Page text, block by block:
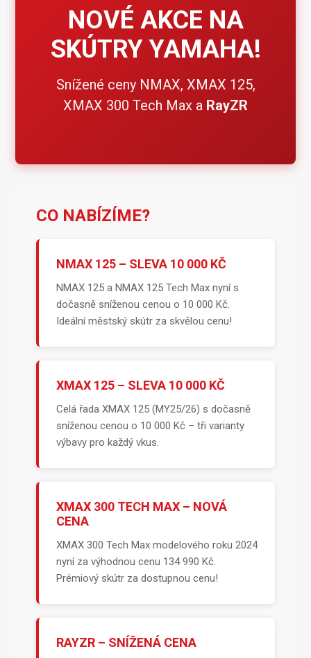
NOVÉ AKCE NA
SKÚTRY YAMAHA!
Snížené ceny NMAX, XMAX 125,
XMAX 300 Tech Max a RayZR
CO NABÍZÍME?
NMAX 125 – SLEVA 10 000 KČ
NMAX 125 a NMAX 125 Tech Max nyní s
dočasně sníženou cenou o 10 000 Kč.
Ideální městský skútr za skvělou cenu!
XMAX 125 – SLEVA 10 000 KČ
Celá řada XMAX 125 (MY25/26) s dočasně
sníženou cenou o 10 000 Kč – tři varianty
výbavy pro každý vkus.
XMAX 300 TECH MAX – NOVÁ
CENA
XMAX 300 Tech Max modelového roku 2024
nyní za výhodnou cenu 134 990 Kč.
Prémiový skútr za dostupnou cenu!
RAYZR – SNÍŽENÁ CENA